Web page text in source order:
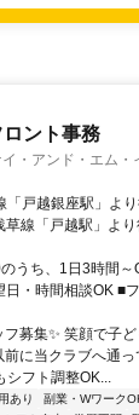
ント事務
・アンド・エム
「戸越銀座駅」よ
線「戸越駅」よ
うち、1日3時間
・時間相談OK ■
募集✨ 笑顔で子
前に当クラブへ通
シフト調整OK...
あり 副業・Wワーク